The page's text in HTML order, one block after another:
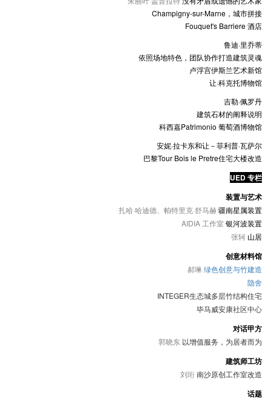
Champigny-sur-Marne，城市拼接
Fouquet's Barriere 酒店
鲁迪·里乔蒂
依照场地特色，团队协作打造建筑灵魂
卢浮宫伊斯兰艺术新馆
让·科克托博物馆
吉勒·佩罗丹
建筑石材的阐释说明
科西嘉Patrimonio 葡萄酒博物馆
安妮·拉卡东和让－菲利普·瓦萨尔
巴黎Tour Bois le Pretre住宅大楼改造
UED 专栏
装置与艺术
扎哈·哈迪德、帕特里克·舒马赫疆南星属装置
AIDIA 工作室 银河波装置
张轲 山居
创意材料馆
郝琳绿色创意与竹建造
隐舍
INTEGER生态城多层竹结构住宅
毕马威安康社区中心
对话甲方
郭晓东 以增值服务，为居者而为
建筑师工坊
刘珩南沙原创工作室改造
话题